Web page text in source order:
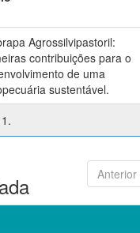
Agrossilvipastoril:
contribuições para o
de uma
sustentável.
Anterior